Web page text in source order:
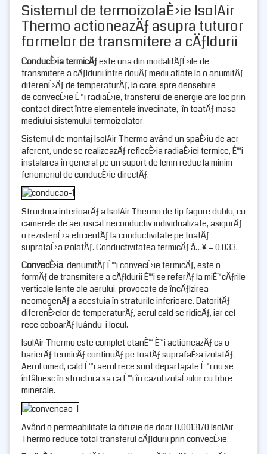
Sistemul de termoizolaÈ›ie IsolAir
Thermo actioneazÄƒ asupra tuturor
formelor de transmitere a cÄƒldurii
ConducÈ›ia termicÄƒeste una din modalitÄƒÈ›ile de
transmitere a cÄƒldurii între douÄƒ medii aflate la o anumitÄƒ
diferenÈ›Äƒ de temperaturÄƒ, la care, spre deosebire
de convecÈ›ie È™i radiaÈ›ie, transferul de energie are loc prin
contact direct între elementele învecinate, în toatÄƒ masa
mediului sistemului termoizolator.
Sistemul de montaj IsolAir Thermo având un spaÈ›iu de aer
aferent, unde se realizeazÄƒ reflecÈ›ia radiaÈ›iei termice, È™i
instalarea în general pe un suport de lemn reduc la minim
fenomenul de conducÈ›ie directÄƒ.
Structura interioarÄƒ a IsolAir Thermo de tip fagure dublu, cu
camerele de aer uscat neconductiv individualizate, asigurÄƒ
o rezistenÈ›a eficientÄƒ la conductivitate pe toatÄƒ
suprafaÈ›a izolatÄƒ. Conductivitatea termicÄƒå…¥ = 0.033.
ConvecÈ›ia, denumitÄƒ È™i convecÈ›ie termicÄƒ, este o
formÄƒ de transmitere a cÄƒldurii È™i se referÄƒ la miÈ™cÄƒrile
verticale lente ale aerului, provocate de încÄƒlzirea
neomogenÄƒ a acestuia în straturile inferioare. DatoritÄƒ
diferenÈ›elor de temperaturÄƒ, aerul cald se ridicÄƒ, iar cel
rece coboarÄƒ luându-i locul.
IsolAir Thermo este complet etanÈ™ È™i actioneazÄƒ ca o
barierÄƒ termicÄƒ continuÄƒ pe toatÄƒ suprafaÈ›a izolatÄƒ.
Aerul umed, cald È™i aerul rece sunt departajate È™i nu se
întâlnesc în structura sa ca È™i în cazul izolaÈ›iilor cu fibre
minerale.
Având o permeabilitate la difuzie de doar 0.0013170 IsolAir
Thermo reduce total transferul cÄƒldurii prin convecÈ›ie.